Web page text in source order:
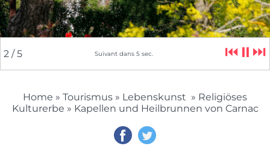
2 / 5 Suivant dans 4 sec. ⏮ ⏸ ⏭
Home » Tourismus » Lebenskunst » Religiöses
Kulturerbe » Kapellen und Heilbrunnen von Carnac